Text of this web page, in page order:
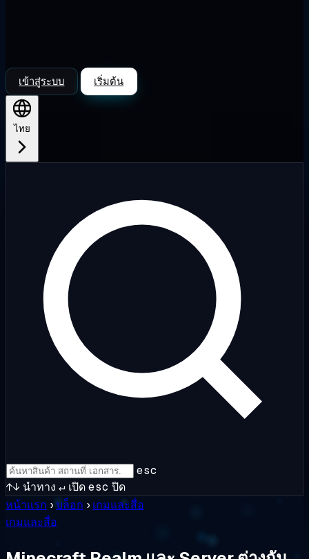
เข้าสู่ระบบ เริ่มต้น
ไทย
esc
↑↓ นำทาง ↵ เปิดesc ปิด
หน้าแรก ›บล็อก › เกมและสื่อ
เกมและสื่อ